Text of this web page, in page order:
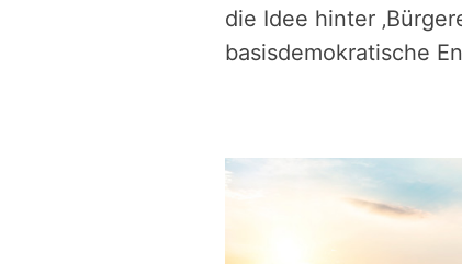
die Idee hinter
basisdemokratische